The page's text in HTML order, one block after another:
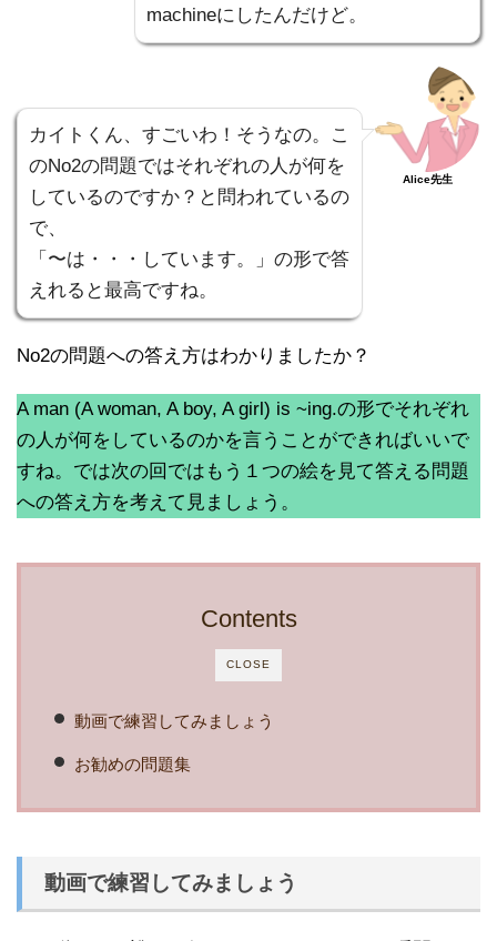
machineにしたんだけど。
カイトくん、すごいわ！そうなの。こ
のNo2の問題ではそれぞれの人が何を
しているのですか？と問われているの
で、
「〜は・・・しています。」の形で答
えれると最高ですね。
Alice先生
No2の問題への答え方はわかりましたか？
A man (A woman, A boy, A girl) is ~ing.の形でそれぞれ
の人が何をしているのかを言うことができればいいで
すね。では次の回ではもう１つの絵を見て答える問題
への答え方を考えて見ましょう。
CLOSE
Contents
動画で練習してみましょう
お勧めの問題集
動画で練習してみましょう